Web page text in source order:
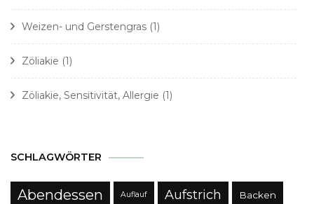
Weizen- und Gerstengras (1)
Zöliakie (1)
Zöliakie, Sensitivität, Allergie (1)
SCHLAGWÖRTER
Abendessen Auflauf Aufstrich Backen